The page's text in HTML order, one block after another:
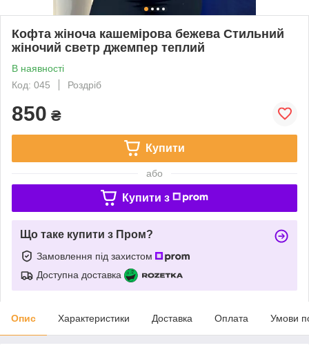
Кофта жіноча кашемірова бежева Стильний
жіночий светр джемпер теплий
В наявності
Код: 045
Роздріб
850 ₴
Купити
або
Купити з
Що таке купити з Пром?
Замовлення під захистом
Доступна доставка
Опис Характеристики Доставка Оплата Умови